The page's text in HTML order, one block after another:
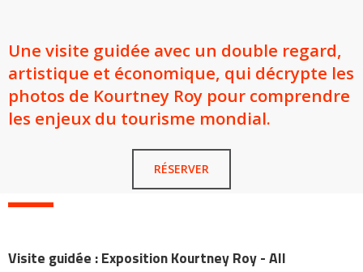
Une visite guidée avec un double regard,
artistique et économique, qui décrypte les
photos de Kourtney Roy pour comprendre
les enjeux du tourisme mondial.
RÉSERVER
Visite guidée : Exposition Kourtney Roy - All